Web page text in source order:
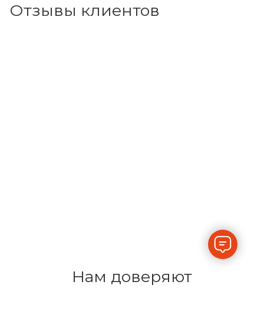
Отзывы клиентов
Нам доверяют